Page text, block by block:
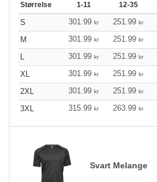
Størrelse 1-11 12-35
S 301.99 kr 251.99 kr
M
301.99 kr 251.99 kr
L
301.99 kr 251.99 kr
XL
301.99 kr 251.99 kr
2XL
301.99 kr 251.99 kr
3XL
315.99 kr 263.99 kr
Svart Melange